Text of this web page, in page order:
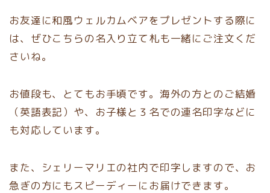
お友達に和風ウェルカムベアをプレゼントする際に
は、ぜひこちらの名入り立て札も一緒にご注文くだ
さいね。
お値段も、とてもお手頃です。海外の方とのご結婚
（英語表記）や、お子様と３名での連名印字などに
も対応しています。
また、シェリーマリエの社内で印字しますので、お
急ぎの方にもスピーディーにお届けできます。